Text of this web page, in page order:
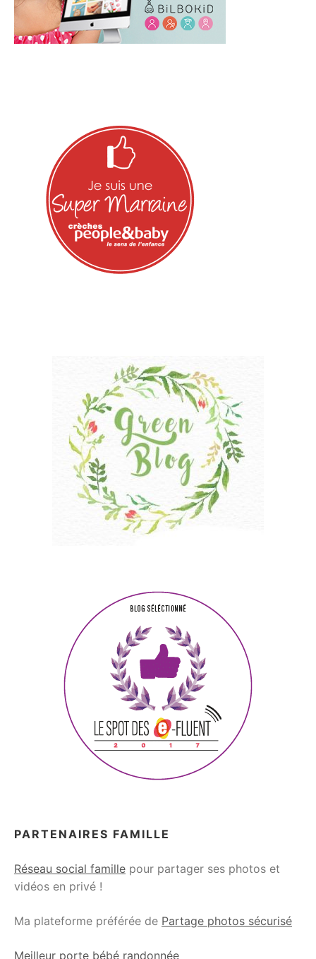
PARTENAIRES FAMILLE
Réseau social famille pour partager ses photos et
vidéos en privé !
Ma plateforme préférée de Partage photos sécurisé
Meilleur porte bébé randonnée